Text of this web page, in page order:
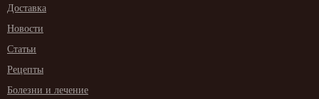
Доставка
Новости
Статьи
Рецепты
Болезни и лечение